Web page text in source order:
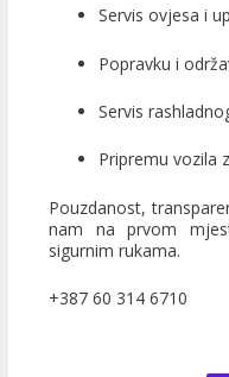
Servis ovjesa i
Popravku i
Servis
Pripremu vozila
Pouzdanost,
nam na prvom
sigurnim rukama.
+387 60 314 6710